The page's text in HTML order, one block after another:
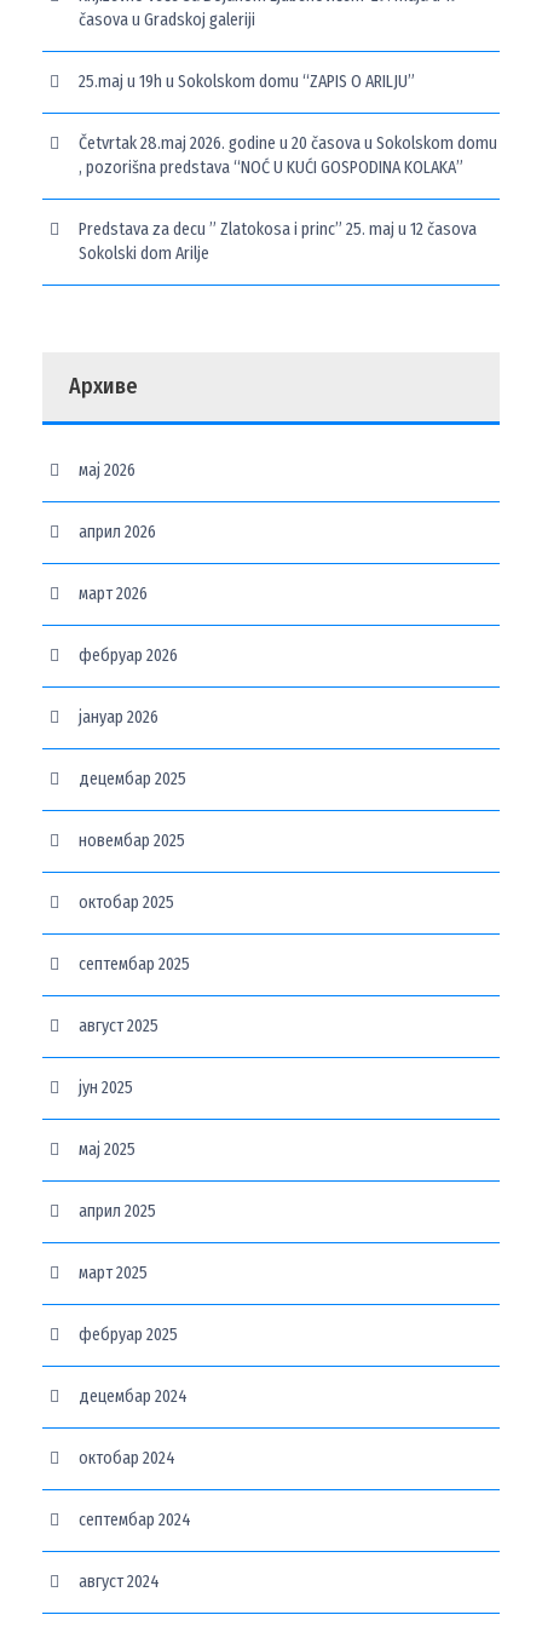
časova u Gradskoj galeriji
25.maj u 19h u Sokolskom domu “ZAPIS O ARILJU”
Četvrtak 28.maj 2026. godine u 20 časova u Sokolskom domu
, pozorišna predstava “NOĆ U KUĆI GOSPODINA KOLAKA”
Predstava za decu ” Zlatokosa i princ” 25. maj u 12 časova
Sokolski dom Arilje
Архиве
мај 2026
април 2026
март 2026
фебруар 2026
јануар 2026
децембар 2025
новембар 2025
октобар 2025
септембар 2025
август 2025
јун 2025
мај 2025
април 2025
март 2025
фебруар 2025
децембар 2024
октобар 2024
септембар 2024
август 2024